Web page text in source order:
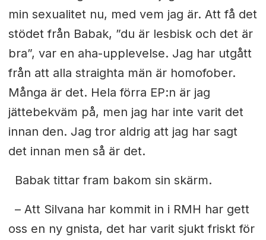
min sexualitet nu, med vem jag är. Att få det
stödet från Babak, ”du är lesbisk och det är
bra”, var en aha-upplevelse. Jag har utgått
från att alla straighta män är homofober.
Många är det. Hela förra EP:n är jag
jättebekväm på, men jag har inte varit det
innan den. Jag tror aldrig att jag har sagt
det innan men så är det.
Babak tittar fram bakom sin skärm.
– Att Silvana har kommit in i RMH har gett
oss en ny gnista, det har varit sjukt friskt för